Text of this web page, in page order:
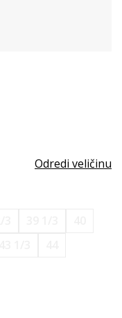
Odredi veličinu